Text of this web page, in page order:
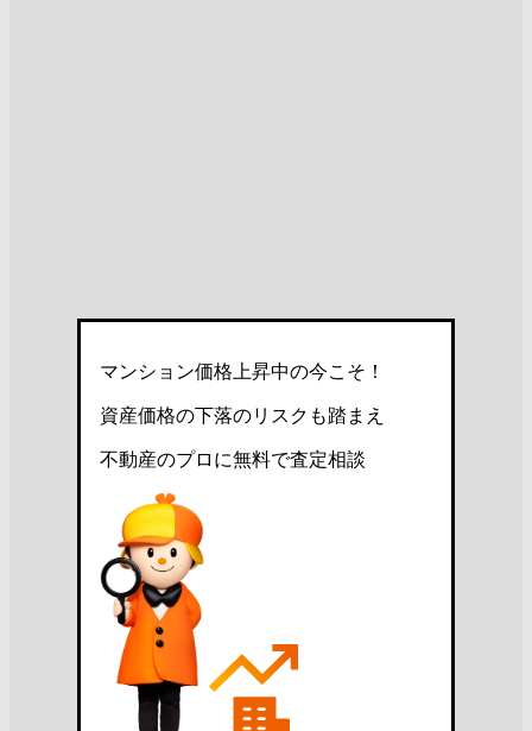
マンション価格上昇中の今こそ！
資産価格の下落のリスクも踏まえ
不動産のプロに無料で査定相談